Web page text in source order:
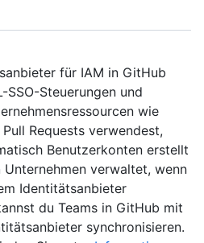
für IAM in GitHub
SSO-Steuerungen und
wie
Requests verwendest,
Benutzerkonten erstellt
verwaltet, wenn
Identitätsanbieter
du Teams in GitHub mit
synchronisieren.